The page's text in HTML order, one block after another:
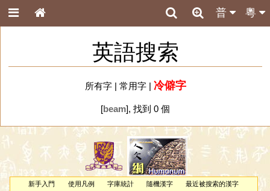
粵
普
英語搜索
所有字| 常用字| 冷僻字
[beam], 找到 0 個
新手入門 使用凡例 字庫統計 隨機漢字
最近被搜索的漢字